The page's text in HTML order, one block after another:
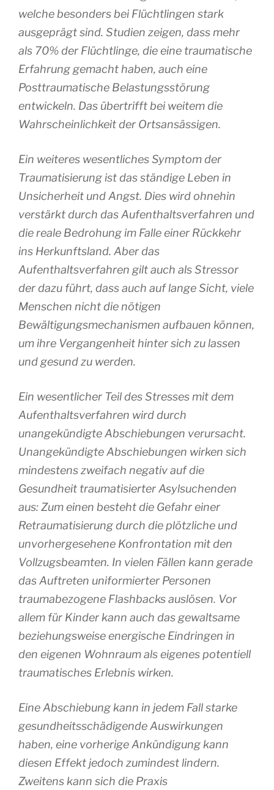
welche besonders bei Flüchtlingen stark
ausgeprägt sind. Studien zeigen, dass mehr
als 70% der Flüchtlinge, die eine traumatische
Erfahrung gemacht haben, auch eine
Posttraumatische Belastungsstörung
entwickeln. Das übertrifft bei weitem die
Wahrscheinlichkeit der Ortsansässigen.
Ein weiteres wesentliches Symptom der
Traumatisierung ist das ständige Leben in
Unsicherheit und Angst. Dies wird ohnehin
verstärkt durch das Aufenthaltsverfahren und
die reale Bedrohung im Falle einer Rückkehr
ins Herkunftsland. Aber das
Aufenthaltsverfahren gilt auch als Stressor
der dazu führt, dass auch auf lange Sicht, viele
Menschen nicht die nötigen
Bewältigungsmechanismen aufbauen können,
um ihre Vergangenheit hinter sich zu lassen
und gesund zu werden.
Ein wesentlicher Teil des Stresses mit dem
Aufenthaltsverfahren wird durch
unangekündigte Abschiebungen verursacht.
Unangekündigte Abschiebungen wirken sich
mindestens zweifach negativ auf die
Gesundheit traumatisierter Asylsuchenden
aus: Zum einen besteht die Gefahr einer
Retraumatisierung durch die plötzliche und
unvorhergesehene Konfrontation mit den
Vollzugsbeamten. In vielen Fällen kann gerade
das Auftreten uniformierter Personen
traumabezogene Flashbacks auslösen. Vor
allem für Kinder kann auch das gewaltsame
beziehungsweise energische Eindringen in
den eigenen Wohnraum als eigenes potentiell
traumatisches Erlebnis wirken.
Eine Abschiebung kann in jedem Fall starke
gesundheitsschädigende Auswirkungen
haben, eine vorherige Ankündigung kann
diesen Effekt jedoch zumindest lindern.
Zweitens kann sich die Praxis